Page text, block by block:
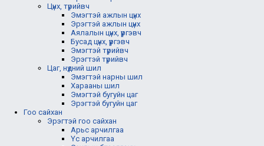
Цүнх, түрийвч
Эмэгтэй ажлын цүнх
Эрэгтэй ажлын цүнх
Аялалын цүнх, үүргэвч
Бусад цүнх, үүргэвч
Эмэгтэй түрийвч
Эрэгтэй түрийвч
Цаг, нүдний шил
Эмэгтэй нарны шил
Харааны шил
Эмэгтэй бугуйн цаг
Эрэгтэй бугуйн цаг
Гоо сайхан
Эрэгтэй гоо сайхан
Арьс арчилгаа
Үс арчилгаа